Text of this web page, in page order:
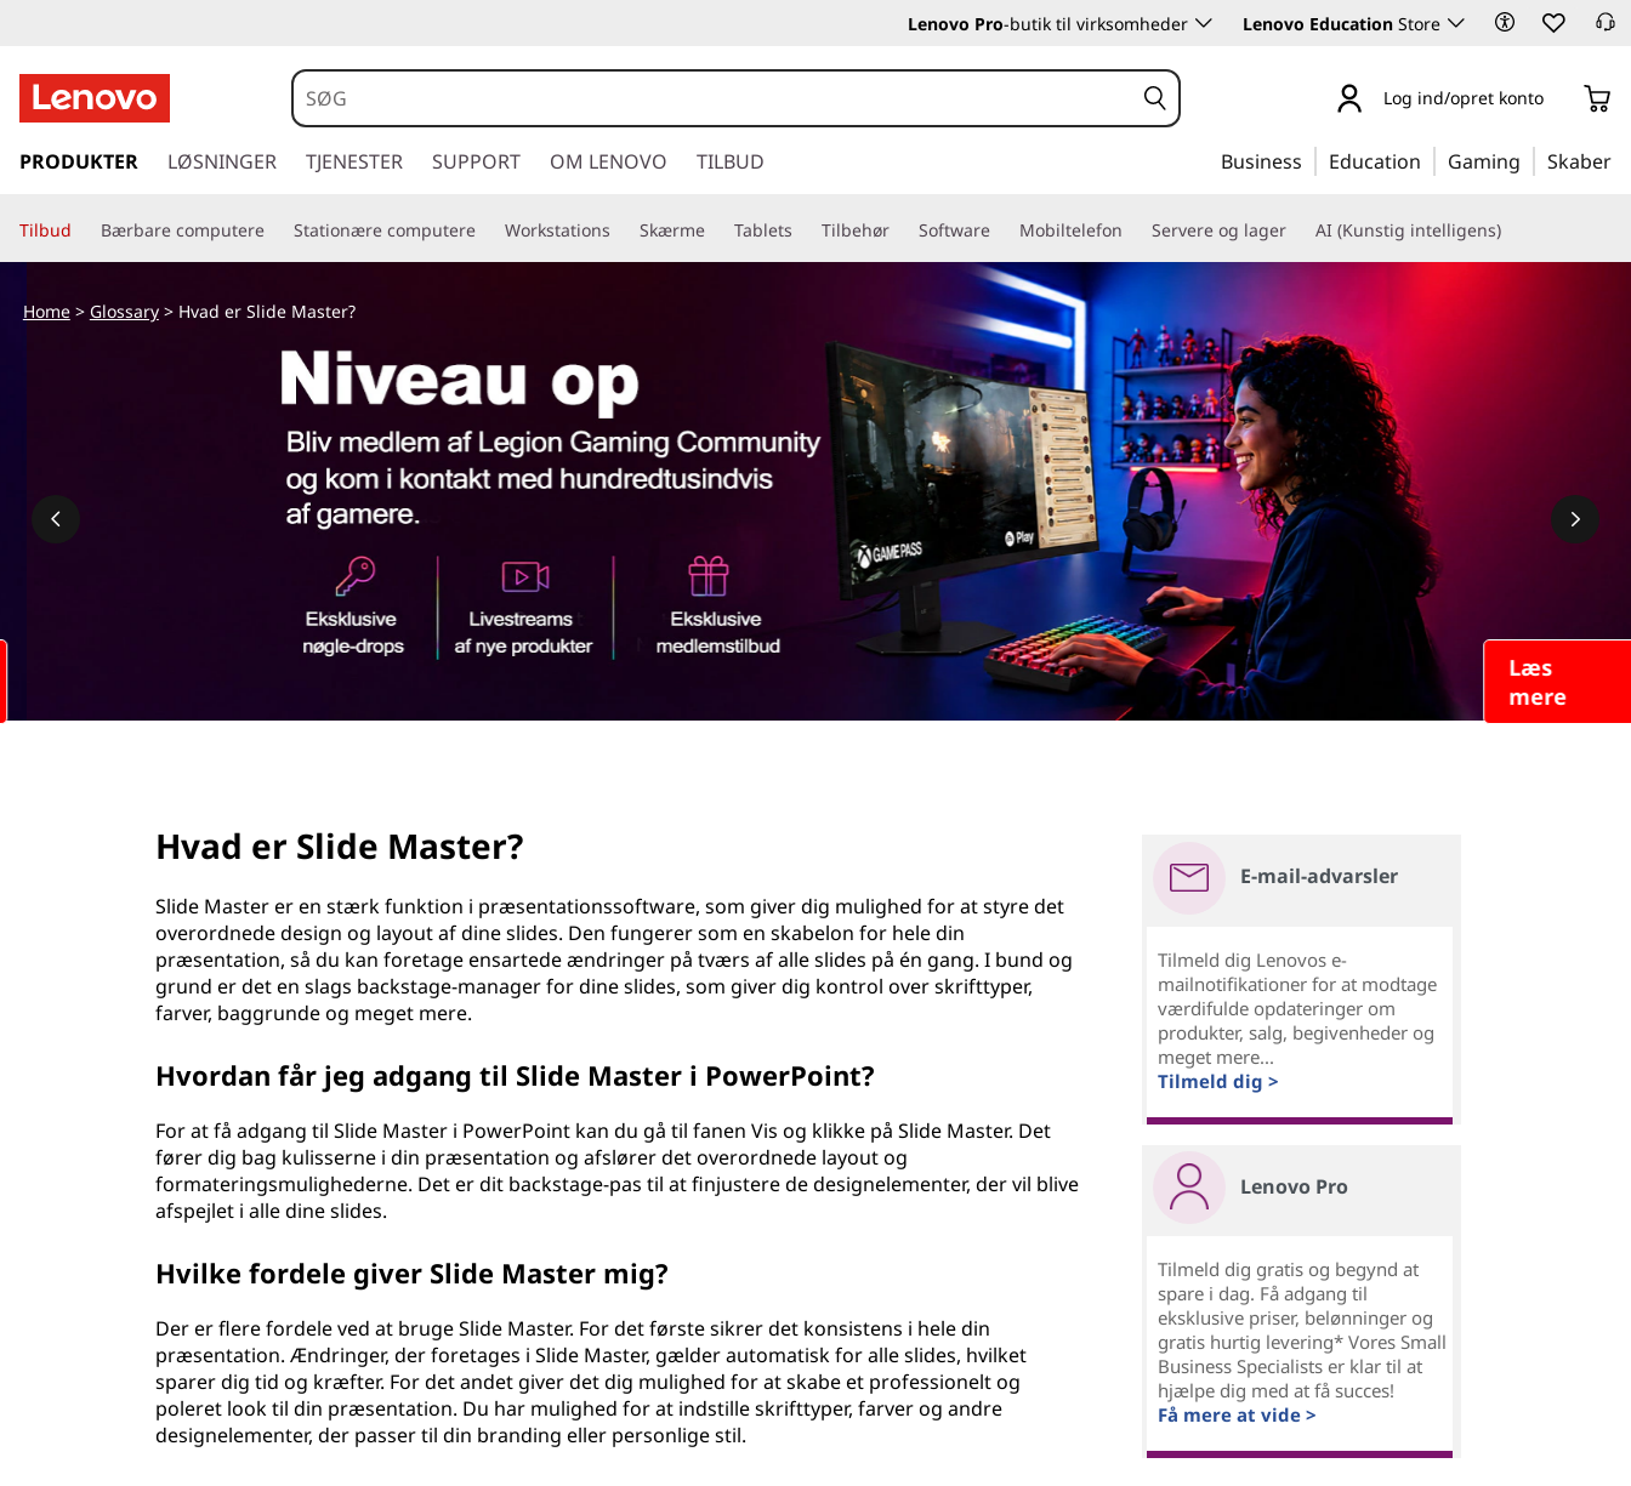
v
a
d
e
a
Lenovo Pro-butik til virksomheder Lenovo Education Store
p
n
g
i
Log ind/opret konto
PRODUKTER LØSNINGER TJENESTER SUPPORT OM LENOVO TILBUD Business Education Gaming Skaber
Tilbud Bærbare computere Stationære computere Workstations Skærme Tablets Tilbehør Software Mobiltelefon Servere og lager AI (Kunstig intelligens)
Læs
mere
Home> Glossary> Hvad er Slide Master?
Hvad er Slide Master?
Slide Master er en stærk funktion i præsentationssoftware, som giver dig mulighed for at styre det
overordnede design og layout af dine slides. Den fungerer som en skabelon for hele din
præsentation, så du kan foretage ensartede ændringer på tværs af alle slides på én gang. I bund og
grund er det en slags backstage-manager for dine slides, som giver dig kontrol over skrifttyper,
farver, baggrunde og meget mere.
Hvordan får jeg adgang til Slide Master i PowerPoint?
For at få adgang til Slide Master i PowerPoint kan du gå til fanen Vis og klikke på Slide Master. Det
fører dig bag kulisserne i din præsentation og afslører det overordnede layout og
formateringsmulighederne. Det er dit backstage-pas til at finjustere de designelementer, der vil blive
afspejlet i alle dine slides.
Hvilke fordele giver Slide Master mig?
Der er flere fordele ved at bruge Slide Master. For det første sikrer det konsistens i hele din
præsentation. Ændringer, der foretages i Slide Master, gælder automatisk for alle slides, hvilket
sparer dig tid og kræfter. For det andet giver det dig mulighed for at skabe et professionelt og
poleret look til din præsentation. Du har mulighed for at indstille skrifttyper, farver og andre
designelementer, der passer til din branding eller personlige stil.
E-mail-advarsler
Tilmeld dig Lenovos e-
mailnotifikationer for at modtage
værdifulde opdateringer om
produkter, salg, begivenheder og
meget mere...
Tilmeld dig >
Lenovo Pro
Tilmeld dig gratis og begynd at
spare i dag. Få adgang til
eksklusive priser, belønninger og
gratis hurtig levering* Vores Small
Business Specialists er klar til at
hjælpe dig med at få succes!
Få mere at vide >